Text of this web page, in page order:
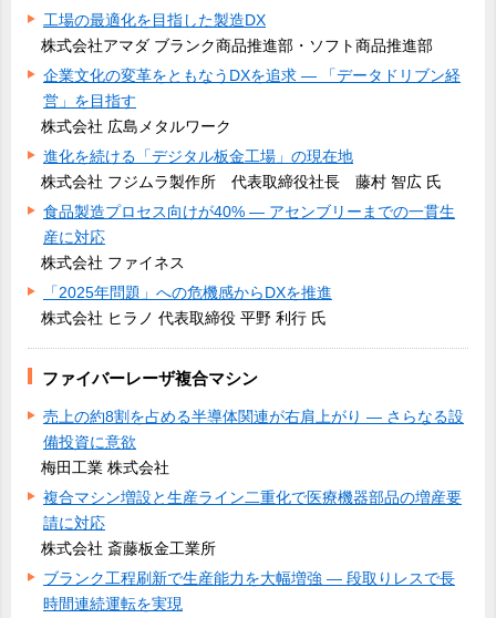
工場の最適化を目指した製造DX
株式会社アマダ ブランク商品推進部・ソフト商品推進部
企業文化の変革をともなうDXを追求 ― 「データドリブン経
営」を目指す
株式会社 広島メタルワーク
進化を続ける「デジタル板金工場」の現在地
株式会社 フジムラ製作所 代表取締役社長 藤村 智広 氏
食品製造プロセス向けが40% ― アセンブリーまでの一貫生
産に対応
株式会社 ファイネス
「2025年問題」への危機感からDXを推進
株式会社 ヒラノ 代表取締役 平野 利行 氏
ファイバーレーザ複合マシン
売上の約8割を占める半導体関連が右肩上がり ― さらなる設
備投資に意欲
梅田工業 株式会社
複合マシン増設と生産ライン二重化で医療機器部品の増産要
請に対応
株式会社 斎藤板金工業所
ブランク工程刷新で生産能力を大幅増強 ― 段取りレスで長
時間連続運転を実現